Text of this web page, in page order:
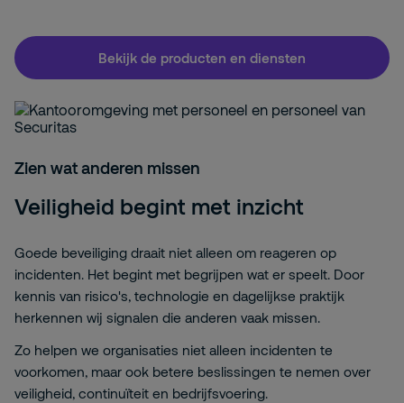
Bekijk de producten en diensten
Zien wat anderen missen
Veiligheid begint met inzicht
Goede beveiliging draait niet alleen om reageren op
incidenten. Het begint met begrijpen wat er speelt. Door
kennis van risico's, technologie en dagelijkse praktijk
herkennen wij signalen die anderen vaak missen.
Zo helpen we organisaties niet alleen incidenten te
voorkomen, maar ook betere beslissingen te nemen over
veiligheid, continuïteit en bedrijfsvoering.